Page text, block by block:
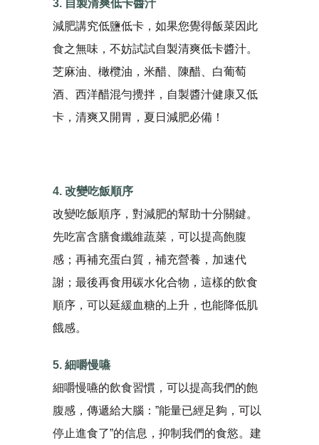
3. 自製清爽低卡醬汁
減肥講究低鹽低卡，如果您覺得飯菜因此
食之無味，不妨試試自製清爽低卡醬汁。
芝麻油、橄欖油，米醋、陳醋、白葡萄
酒、西洋醋混勻攪拌，自製醬汁健康又低
卡，清爽又開胃，夏日減肥必備！
4. 改變吃飯順序
改變吃飯順序，對減肥的幫助十分關鍵。
先吃富含膳食纖維蔬菜，可以提高飽腹
感；再補充蛋白質，補充營養，加速代
謝；最後再食用碳水化合物，這樣的飲食
順序，可以延緩血糖的上升，也能降低肌
餓感。
5. 細嚼慢嚥
細嚼慢嚥的飲食習慣，可以提高我們的飽
腹感，傳遞給大腦：”能量已經足夠，可以
停止進食了”的信息，抑制我們的食慾。建